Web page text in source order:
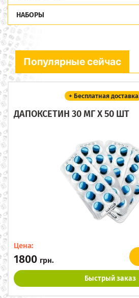
НАБОРЫ
Популярные сейчас
+ Бесплатная доставка
ДАПОКСЕТИН 30 МГ X 50 ШТ
Цена:
1800 грн.
Быстрый заказ